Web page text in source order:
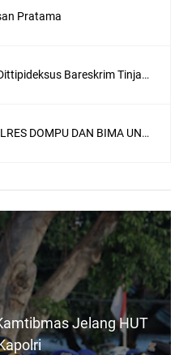
Pratama
Kapolres Lotim Dampingi Dittipideksus Bareskrim Tinjau Sentra Bawah Putih Sembalun
TIM SATRESNARKOBA POLRES DOMPU DAN BIMA UNGKAP KASUS NARKOBA VIA JASA PENGIRIMAN BARANG JNE
Jelang HUT